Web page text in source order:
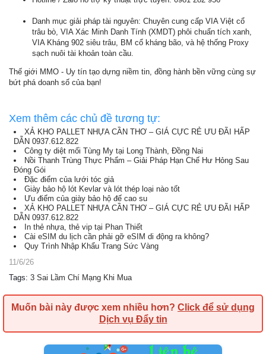
Danh mục giải pháp tài nguyên: Chuyên cung cấp VIA Việt cổ
trâu bò, VIA Xác Minh Danh Tính (XMDT) phôi chuẩn tích xanh,
VIA Kháng 902 siêu trâu, BM cổ kháng bão, và hệ thống Proxy
sạch nuôi tài khoản toàn cầu.
Thế giới MMO - Uy tín tạo dựng niềm tin, đồng hành bền vững cùng sự
bứt phá doanh số của bạn!
Xem thêm các chủ đề tương tự:
XẢ KHO PALLET NHỰA CẦN THƠ – GIÁ CỰC RẺ ƯU ĐÃI HẤP
DẪN 0937.612.822
Công ty diệt mối Tùng My tại Long Thành, Đồng Nai
Nồi Thanh Trùng Thực Phẩm – Giải Pháp Hạn Chế Hư Hỏng Sau
Đóng Gói
Đặc điểm của lưới tóc giả
Giày bảo hộ lót Kevlar và lót thép loại nào tốt
Ưu điểm của giày bảo hộ đế cao su
XẢ KHO PALLET NHỰA CẦN THƠ – GIÁ CỰC RẺ ƯU ĐÃI HẤP
DẪN 0937.612.822
In thẻ nhựa, thẻ vip tại Phan Thiết
Cài eSIM du lịch cần phải gỡ eSIM di động ra không?
Quy Trình Nhập Khẩu Trang Sức Vàng
11/6/26
Tags: 3 Sai Lầm Chí Mạng Khi Mua
Muốn bài này được xem nhiều hơn? Click để sử dụng
Dịch vụ Đẩy tin